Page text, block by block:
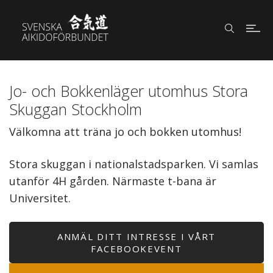
Jo- och Bokkenläger utomhus Stora
Skuggan Stockholm
Välkomna att träna jo och bokken utomhus!
Stora skuggan i nationalstadsparken. Vi samlas
utanför 4H gården. Närmaste t-bana är
Universitet.
ANMÄL DITT INTRESSE I VÅRT
FACEBOOKEVENT